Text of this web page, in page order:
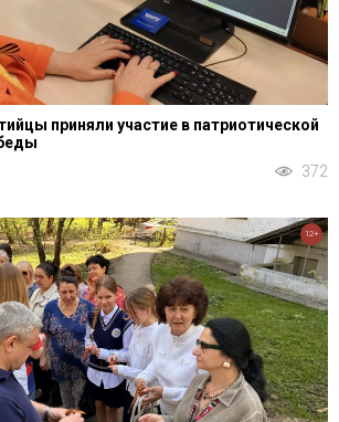
приняли участие в патриотической
372
12+